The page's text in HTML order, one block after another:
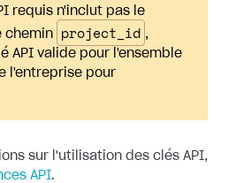
requis n'inclut pas le
chemin
project_id ,
API valide pour l'ensemble
l'entreprise pour
sur l'utilisation des clés API,
API.